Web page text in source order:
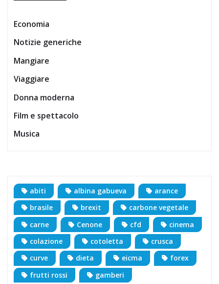
Economia
Notizie generiche
Mangiare
Viaggiare
Donna moderna
Film e spettacolo
Musica
abiti albina gabueva
arance
brasile
brexit
carbone vegetale
carne
Cenone cfd
cinema
colazione
cotoletta
crusca
curve
dieta eicma
forex
frutti rossi
gamberi